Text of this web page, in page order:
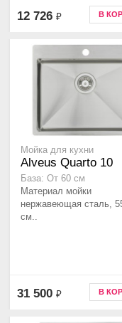
12 726 ₽ В
Мойка для кухни
Alveus Quarto 10
База: От 60 см
Материал мойки
нержавеющая сталь,
см..
31 500 ₽ В